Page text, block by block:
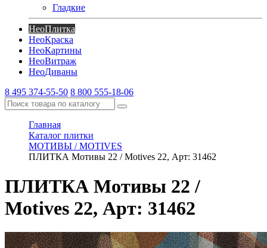
Гладкие
НеоПлитка
НеоКраска
НеоКартины
НеоВитраж
НеоДиваны
8 495 374-55-50 8 800 555-18-06
Главная
Каталог плитки
МОТИВЫ / MOTIVES
ПЛИТКА Мотивы 22 / Motives 22, Арт: 31462
ПЛИТКА Мотивы 22 /
Motives 22, Арт: 31462